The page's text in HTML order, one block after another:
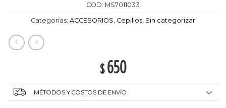
COD: MS7011033
Categorías: ACCESORIOS Cepillos Sin categorizar
$ 650
MÉTODOS Y COSTOS DE ENVÍO